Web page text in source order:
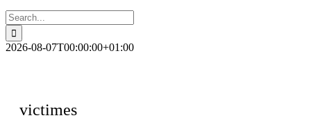
Search
for:
2026-08-07T00:00:00+01:00
victimes